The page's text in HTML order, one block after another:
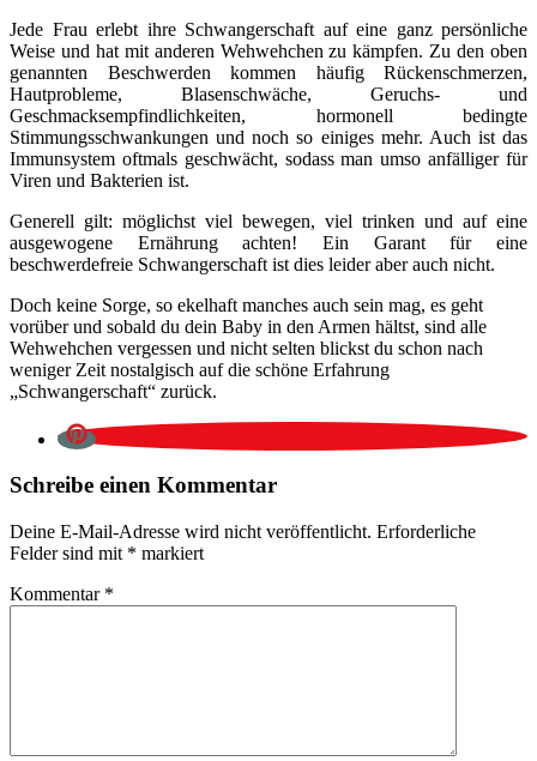
Jede Frau erlebt ihre Schwangerschaft auf eine ganz persönliche
Weise und hat mit anderen Wehwehchen zu kämpfen. Zu den oben
genannten Beschwerden kommen häufig Rückenschmerzen,
Hautprobleme, Blasenschwäche, Geruchs- und
Geschmacksempfindlichkeiten, hormonell bedingte
Stimmungsschwankungen und noch so einiges mehr. Auch ist das
Immunsystem oftmals geschwächt, sodass man umso anfälliger für
Viren und Bakterien ist.
Generell gilt: möglichst viel bewegen, viel trinken und auf eine
ausgewogene Ernährung achten! Ein Garant für eine
beschwerdefreie Schwangerschaft ist dies leider aber auch nicht.
Doch keine Sorge, so ekelhaft manches auch sein mag, es geht
vorüber und sobald du dein Baby in den Armen hältst, sind alle
Wehwehchen vergessen und nicht selten blickst du schon nach
weniger Zeit nostalgisch auf die schöne Erfahrung
„Schwangerschaft“ zurück.
Schreibe einen Kommentar
Deine E-Mail-Adresse wird nicht veröffentlicht. Erforderliche
Felder sind mit * markiert
Kommentar *